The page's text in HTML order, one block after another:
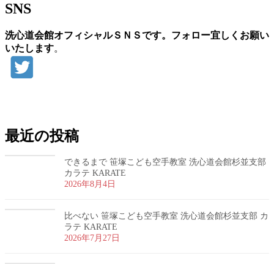
SNS
洗心道会館オフィシャルＳＮＳです。フォロー宜しくお願い
いたします。
最近の投稿
できるまで 笹塚こども空手教室 洗心道会館杉並支部
カラテ KARATE
2026年8月4日
比べない 笹塚こども空手教室 洗心道会館杉並支部 カ
ラテ KARATE
2026年7月27日